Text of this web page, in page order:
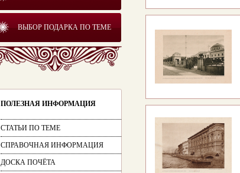
ВЫБОР ПОДАРКА ПО ТЕМЕ
ПОЛЕЗНАЯ ИНФОРМАЦИЯ
СТАТЬИ ПО ТЕМЕ
СПРАВОЧНАЯ ИНФОРМАЦИЯ
ДОСКА ПОЧЁТА